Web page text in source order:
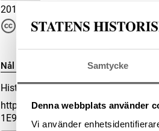
Samtycke
Denna webbplats använder
Vi använder
2019
Du får bearbeta och dela verket
kommersiella, så länge du
Nål på Wikimedia Commons
Historiska museet
https://samlingar.shm.se/media/
1E99D806F863